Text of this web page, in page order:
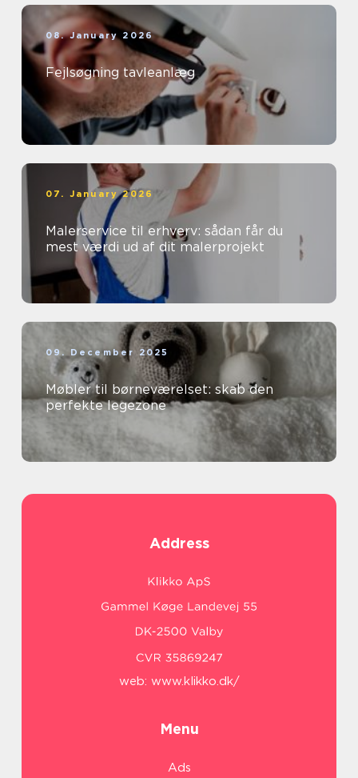
08. January 2026
Fejlsøgning tavleanlæg
07. January 2026
Malerservice til erhverv: sådan får du
mest værdi ud af dit malerprojekt
09. December 2025
Møbler til børneværelset: skab den
perfekte legezone
Address
web: www.klikko.dk/
Menu
Ads